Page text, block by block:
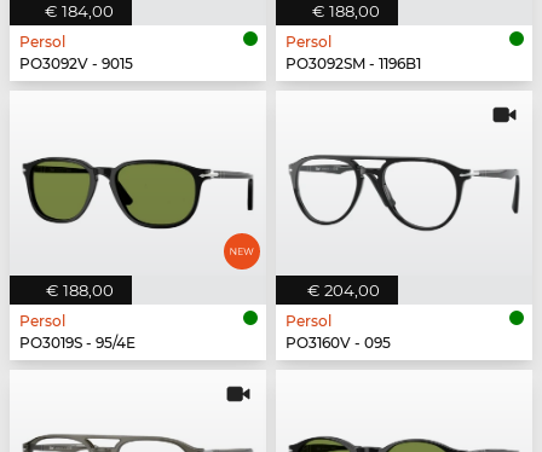
€ 184,00
Persol
PO3092V - 9015
€ 188,00
Persol
PO3092SM - 1196B1
€ 188,00
Persol
PO3019S - 95/4E
€ 204,00
Persol
PO3160V - 095